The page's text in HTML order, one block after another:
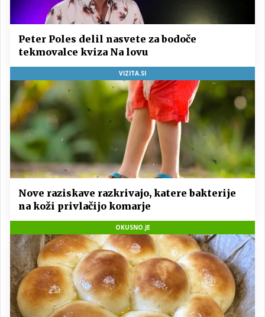
Peter Poles delil nasvete za bodoče
tekmovalce kviza Na lovu
VIZITA.SI
Nove raziskave razkrivajo, katere bakterije
na koži privlačijo komarje
OKUSNO.JE